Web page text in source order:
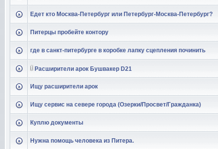
Едет кто Москва-Петербург или Петербург-Москва-Петербург?
Питерцы пробейте контору
где в санкт-питербурге в коробке лапку сцепления починить
Расширители арок Бушвакер D21
Ищу расширители арок
Ищу сервис на севере города (Озерки/Просвет/Гражданка)
Куплю документы
Нужна помощь человека из Питера.